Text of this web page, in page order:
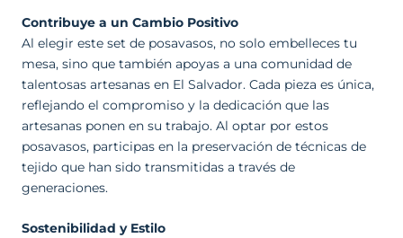
Contribuye a un Cambio Positivo
Al elegir este set de posavasos, no solo embelleces tu
mesa, sino que también apoyas a una comunidad de
talentosas artesanas en El Salvador. Cada pieza es única,
reflejando el compromiso y la dedicación que las
artesanas ponen en su trabajo. Al optar por estos
posavasos, participas en la preservación de técnicas de
tejido que han sido transmitidas a través de
generaciones.
Sostenibilidad y Estilo